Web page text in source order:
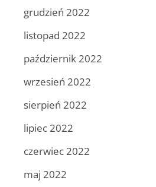
grudzień 2022
listopad 2022
październik 2022
wrzesień 2022
sierpień 2022
lipiec 2022
czerwiec 2022
maj 2022